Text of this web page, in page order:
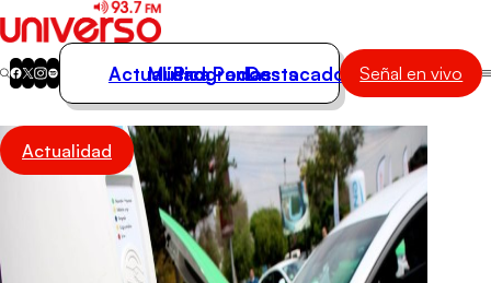
Actualidad
Música
Programas
Destacados
Actualidad
Música
Programas
Podcasts
Destacados Señal en vivo
Actualidad